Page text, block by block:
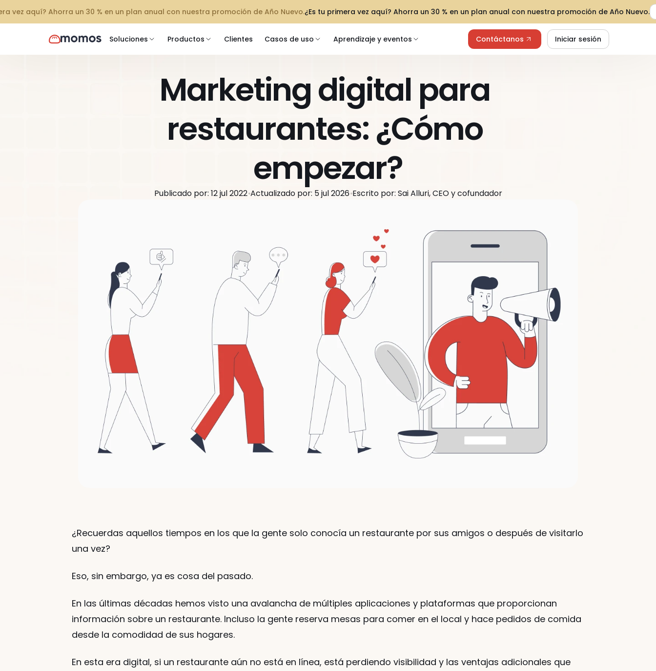
Marketing digital para
restaurantes: ¿Cómo
empezar?
Publicado por: 12 jul 2022 Actualizado por: 5 jul 2026 Escrito por: Sai Alluri, CEO y cofundador
¿Recuerdas aquellos tiempos en los que la gente solo conocía un restaurante por sus amigos o después de visitarlo
una vez?
Eso, sin embargo, ya es cosa del pasado.
En las últimas décadas hemos visto una avalancha de múltiples aplicaciones y plataformas que proporcionan
información sobre un restaurante. Incluso la gente reserva mesas para comer en el local y hace pedidos de comida
desde la comodidad de sus hogares.
En esta era digital, si un restaurante aún no está en línea, está perdiendo visibilidad y las ventajas adicionales que
vez aquí? Ahorra un 30 % en un plan anual con nuestra promoción de Año Nuevo.¿Es tu primera vez aquí? Ahorra un 30 % en un plan anual con nuestra promoción de Año Nuevo.
Soluciones Productos Clientes Casos de uso Aprendizaje y eventos Contáctanos Iniciar sesión